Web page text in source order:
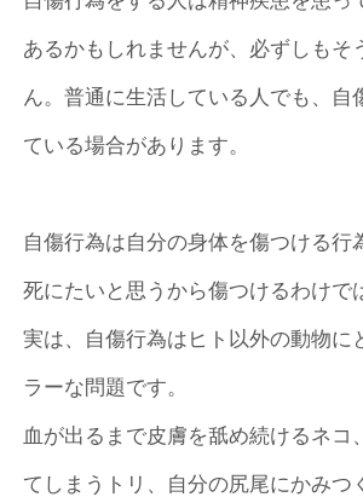
あるかもしれませんが、必ずしもそ
ん。普通に生活している人でも、自
ている場合があります。
自傷行為は自分の身体を傷つける行
死にたいと思うから傷つけるわけで
実は、自傷行為はヒト以外の動物に
ラーな問題です。
血が出るまで皮膚を舐め続けるネコ
てしまうトリ、自分の尻尾にかみつ